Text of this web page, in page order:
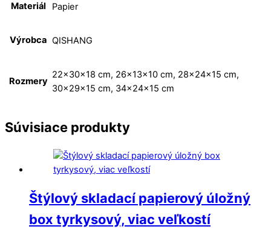
Materiál Papier
Výrobca QISHANG
Rozmery
22x30x18 cm, 26x13x10 cm, 28x24x15 cm,
30x29x15 cm, 34x24x15 cm
Súvisiace produkty
Štýlový skladací papierový úložný
box tyrkysový, viac veľkostí